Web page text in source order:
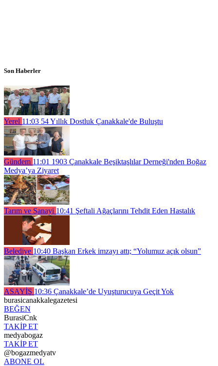
Son Haberler
Yerel 11:03 54 Yıllık Dostluk Çanakkale'de Buluştu
Gündem 11:01 1903 Çanakkale Beşiktaşlılar Derneği'nden Boğaz
Medya’ya Ziyaret
Tarım ve Sanayi 10:41 Şeftali Ağaçlarını Tehdit Eden Hastalık
Belediye 10:40 Başkan Erkek imzayı attı; “Yolumuz açık olsun”
ASAYİŞ 10:36 Çanakkale’de Uyuşturucuya Geçit Yok
burasicanakkalegazetesi
BEĞEN
BurasiCnk
TAKİP ET
medyabogaz
TAKİP ET
@bogazmedyatv
ABONE OL